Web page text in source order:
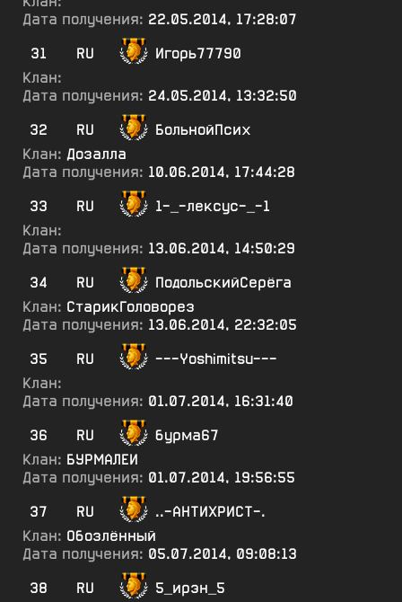
Дата получения: 22.05.2014, 17:28:07
31
RU
Игорь77790
Клан:
Дата получения: 24.05.2014, 13:32:50
32
RU
БольнойПсих
Клан: Дозалла
Дата получения: 10.06.2014, 17:44:28
33
RU
1-_-лексус-_-1
Клан:
Дата получения: 13.06.2014, 14:50:29
34
RU
ПодольскийСерёга
Клан: СтарикГоловорез
Дата получения: 13.06.2014, 22:32:05
35
RU
---Yoshimitsu---
Клан:
Дата получения: 01.07.2014, 16:31:40
36
RU
бурма67
Клан: БУРМАЛЕИ
Дата получения: 01.07.2014, 19:56:55
37
RU
..-АНТИХРИСТ-.
Клан: Обозлённый
Дата получения: 05.07.2014, 09:08:13
38
RU
5_ирэн_5